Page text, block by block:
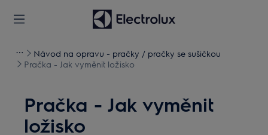
Návod na opravu - pračky / pračky se sušičkou
Pračka - Jak vyměnit ložisko
Pračka - Jak vyměnit
ložisko